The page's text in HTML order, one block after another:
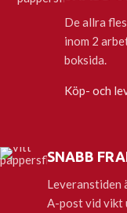
De allra
inom 2
boksida.
Köp- och
SNABB
Leveranstiden
A-post vid vikt